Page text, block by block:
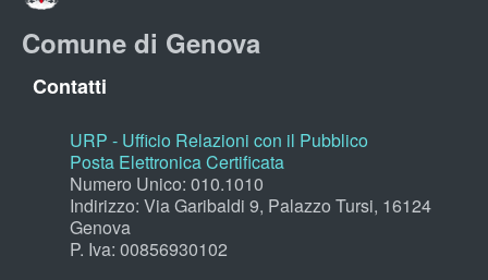
Comune di Genova
Contatti
URP - Ufficio Relazioni con il Pubblico
Posta Elettronica Certificata
Numero Unico: 010.1010
Indirizzo: Via Garibaldi 9, Palazzo Tursi, 16124
Genova
P. Iva: 00856930102